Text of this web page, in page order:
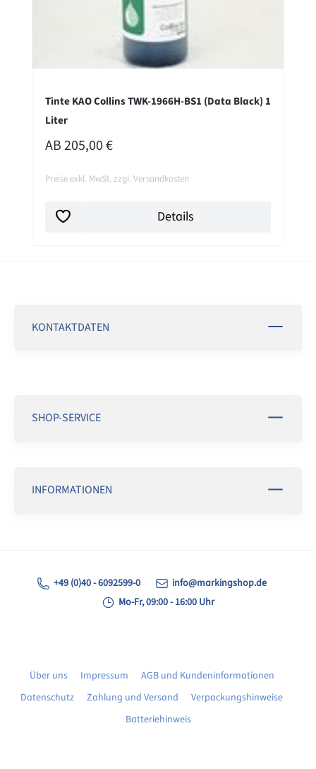
Tinte KAO Collins TWK-1966H-BS1 (Data Black) 1
Liter
REGULÄRER PREIS:
AB205,00 €
Preise exkl. MwSt. zzgl. Versandkosten
Details
KONTAKTDATEN
SHOP-SERVICE
INFORMATIONEN
+49 (0)40 - 6092599-0
info@markingshop.de
Mo-Fr, 09:00 - 16:00 Uhr
Über uns Impressum
AGB und Kundeninformationen
Datenschutz
Zahlung und Versand
Verpackungshinweise
Batteriehinweis